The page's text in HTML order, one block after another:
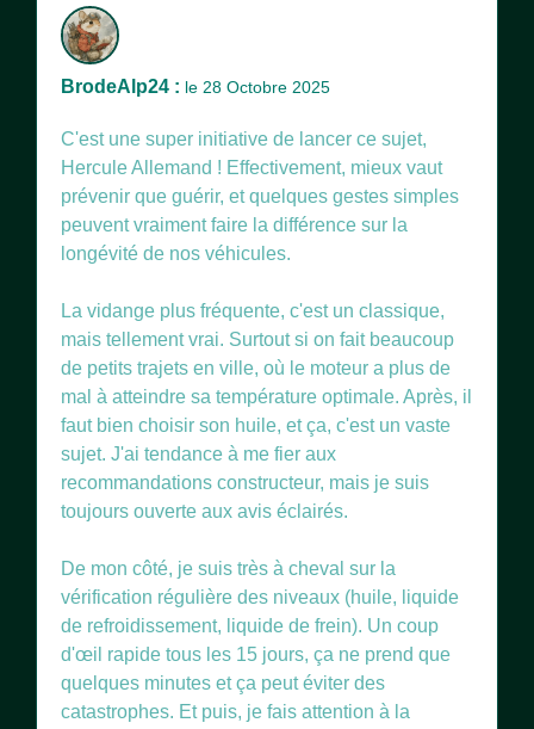
BrodeAlp24 : le 28 Octobre 2025
C'est une super initiative de lancer ce sujet,
Hercule Allemand ! Effectivement, mieux vaut
prévenir que guérir, et quelques gestes simples
peuvent vraiment faire la différence sur la
longévité de nos véhicules.
La vidange plus fréquente, c'est un classique,
mais tellement vrai. Surtout si on fait beaucoup
de petits trajets en ville, où le moteur a plus de
mal à atteindre sa température optimale. Après, il
faut bien choisir son huile, et ça, c'est un vaste
sujet. J'ai tendance à me fier aux
recommandations constructeur, mais je suis
toujours ouverte aux avis éclairés.
De mon côté, je suis très à cheval sur la
vérification régulière des niveaux (huile, liquide
de refroidissement, liquide de frein). Un coup
d'œil rapide tous les 15 jours, ça ne prend que
quelques minutes et ça peut éviter des
catastrophes. Et puis, je fais attention à la